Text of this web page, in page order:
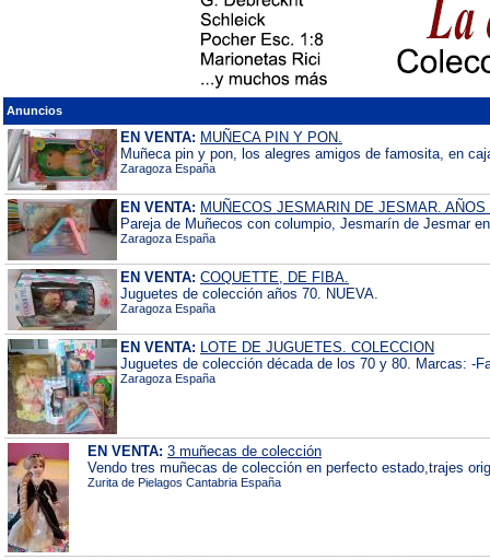
Anuncios
EN VENTA: MUÑECA PIN Y PON.
Muñeca pin y pon, los alegres amigos de famosita, en
Zaragoza España
EN VENTA: MUÑECOS JESMARIN DE JESMAR. AÑOS
Pareja de Muñecos con columpio, Jesmarín de Jesmar
Zaragoza España
EN VENTA: COQUETTE, DE FIBA.
Juguetes de colección años 70. NUEVA.
Zaragoza España
EN VENTA: LOTE DE JUGUETES. COLECCION
Juguetes de colección década de los 70 y 80. Marcas: -
Zaragoza España
EN VENTA: 3 muñecas de colección
Vendo tres muñecas de colección en perfecto estado,trajes
Zurita de Pielagos Cantabria España